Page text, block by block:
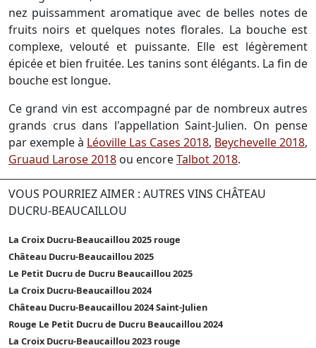
nez puissamment aromatique avec de belles notes de
fruits noirs et quelques notes florales. La bouche est
complexe, velouté et puissante. Elle est légèrement
épicée et bien fruitée. Les tanins sont élégants. La fin de
bouche est longue.
Ce grand vin est accompagné par de nombreux autres
grands crus dans l'appellation Saint-Julien. On pense
par exemple à Léoville Las Cases 2018, Beychevelle 2018,
Gruaud Larose 2018 ou encoreTalbot 2018.
VOUS POURRIEZ AIMER : AUTRES VINS CHÂTEAU
DUCRU-BEAUCAILLOU
La Croix Ducru-Beaucaillou 2025 rouge
Château Ducru-Beaucaillou 2025
Le Petit Ducru de Ducru Beaucaillou 2025
La Croix Ducru-Beaucaillou 2024
Château Ducru-Beaucaillou 2024 Saint-Julien
Rouge Le Petit Ducru de Ducru Beaucaillou 2024
La Croix Ducru-Beaucaillou 2023 rouge